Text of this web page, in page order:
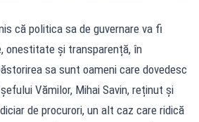
că politica sa de guvernare va fi
onestitate și transparență, în
sa sunt oameni care dovedesc
Vămilor, Mihai Savin, reținut și
de procurori, un alt caz care ridică